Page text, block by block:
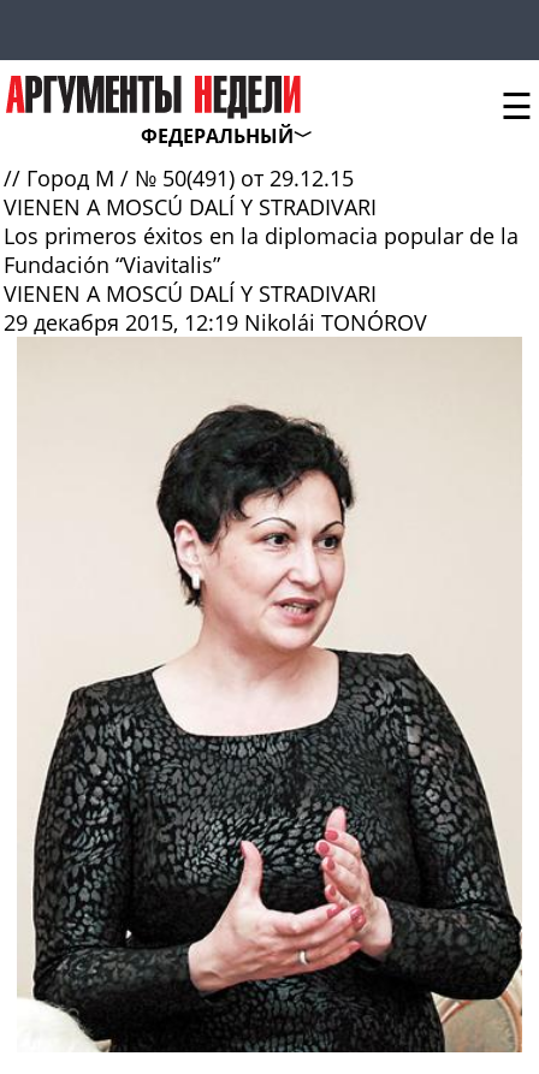
ФЕДЕРАЛЬНЫЙ
☰
// Город М / № 50(491) от 29.12.15
VIENEN A MOSCÚ DALÍ Y STRADIVARI
Los primeros éxitos en la diplomacia popular de la
Fundación “Viavitalis”
VIENEN A MOSCÚ DALÍ Y STRADIVARI
29 декабря 2015, 12:19 Nikolái TONÓROV